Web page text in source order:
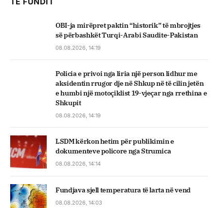
OBI-ja mirëpret paktin “historik” të mbrojtjes
së përbashkët Turqi-Arabi Saudite-Pakistan
08.08.2026, 14:19
Policia e privoi nga liria një person lidhur me
aksidentin rrugor dje në Shkup në të cilin jetën
e humbi një motoçiklist 19-vjeçar nga rrethina e
Shkupit
08.08.2026, 14:19
LSDM kërkon hetim për publikimin e
dokumenteve policore nga Strumica
08.08.2026, 14:14
Fundjava sjell temperatura të larta në vend
08.08.2026, 14:03